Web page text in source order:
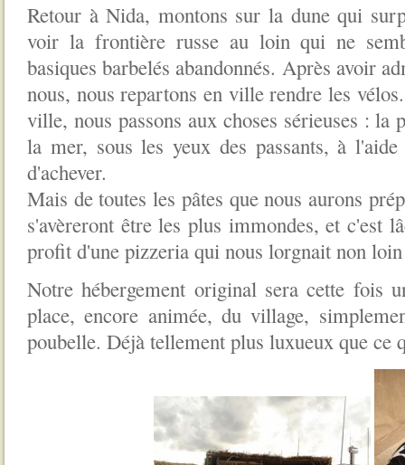
Retour à Nida, montons sur la dune qui
voir la frontière russe au loin qui ne
basiques barbelés abandonnés. Après avoir
nous, nous repartons en ville rendre les
ville, nous passons aux choses sérieuses : la
la mer, sous les yeux des passants, à l'aide
d'achever.
Mais de toutes les pâtes que nous aurons
s'avèreront être les plus immondes, et c'est
profit d'une pizzeria qui nous lorgnait non
Notre hébergement original sera cette fois
place, encore animée, du village,
poubelle. Déjà tellement plus luxueux que ce